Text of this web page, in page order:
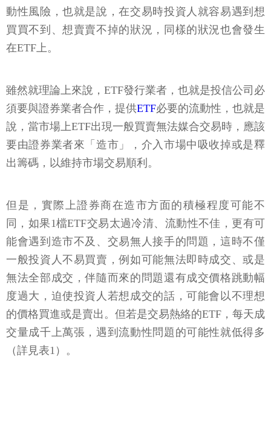
動性風險，也就是說，在交易時投資人就容易遇到想
買買不到、想賣賣不掉的狀況，同樣的狀況也會發生
在ETF上。
雖然就理論上來說，ETF發行業者，也就是投信公司必
須要與證券業者合作，提供ETF必要的流動性，也就是
說，當市場上ETF出現一般買賣無法媒合交易時，應該
要由證券業者來「造市」，介入市場中吸收掉或是釋
出籌碼，以維持市場交易順利。
但是，實際上證券商在造市方面的積極程度可能不
同，如果1檔ETF交易太過冷清、流動性不佳，更有可
能會遇到造市不及、交易無人接手的問題，這時不僅
一般投資人不易買賣，例如可能無法即時成交、或是
無法全部成交，伴隨而來的問題還有成交價格跳動幅
度過大，迫使投資人若想成交的話，可能會以不理想
的價格買進或是賣出。但若是交易熱絡的ETF，每天成
交量成千上萬張，遇到流動性問題的可能性就低得多
（詳見表1）。